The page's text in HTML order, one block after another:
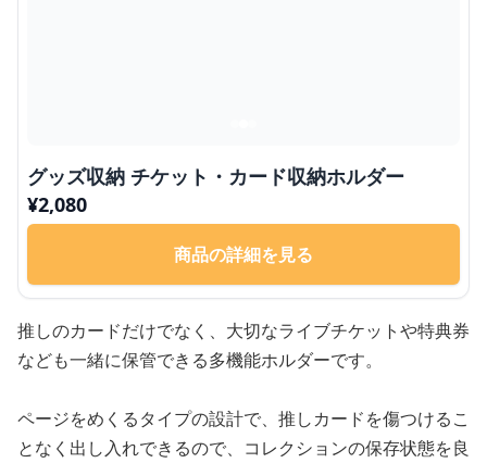
グッズ収納 チケット・カード収納ホルダー
¥2,080
商品の詳細を見る
推しのカードだけでなく、大切なライブチケットや特典券
なども一緒に保管できる多機能ホルダーです。
ページをめくるタイプの設計で、推しカードを傷つけるこ
となく出し入れできるので、コレクションの保存状態を良